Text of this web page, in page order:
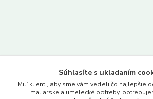
www.merkantil.sk
Súhlasíte s ukladaním
Milí klienti, aby sme vám vedeli čo najlepšie
maliarske a umelecké potreby,